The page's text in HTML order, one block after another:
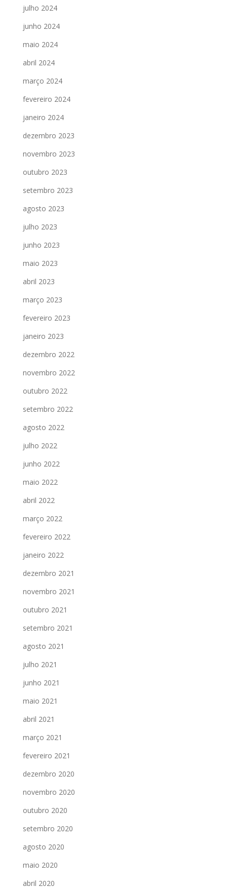
julho 2024
junho 2024
maio 2024
abril 2024
março 2024
fevereiro 2024
janeiro 2024
dezembro 2023
novembro 2023
outubro 2023
setembro 2023
agosto 2023
julho 2023
junho 2023
maio 2023
abril 2023
março 2023
fevereiro 2023
janeiro 2023
dezembro 2022
novembro 2022
outubro 2022
setembro 2022
agosto 2022
julho 2022
junho 2022
maio 2022
abril 2022
março 2022
fevereiro 2022
janeiro 2022
dezembro 2021
novembro 2021
outubro 2021
setembro 2021
agosto 2021
julho 2021
junho 2021
maio 2021
abril 2021
março 2021
fevereiro 2021
dezembro 2020
novembro 2020
outubro 2020
setembro 2020
agosto 2020
maio 2020
abril 2020